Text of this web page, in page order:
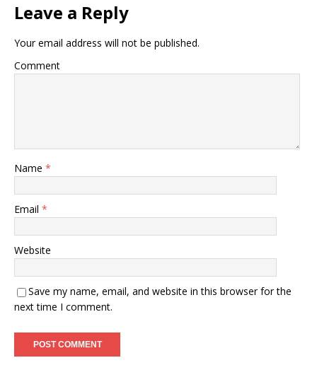
Leave a Reply
Your email address will not be published.
Comment
Name *
Email *
Website
Save my name, email, and website in this browser for the
next time I comment.